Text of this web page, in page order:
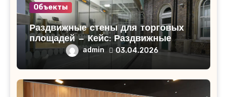
Объекты
Раздвижные стены для торговых
площадей — Кейс: Раздвижные
стены для торгового центра
«СитиМолл»!
admin 03.04.2026